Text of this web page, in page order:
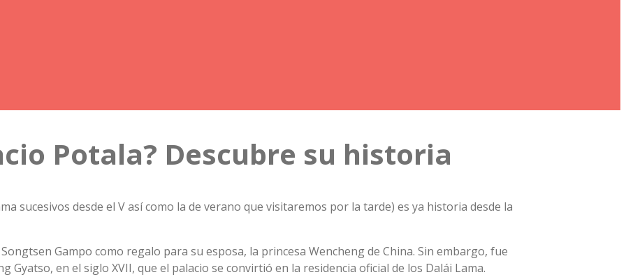
Potala? Descubre su historia
sucesivos desde el V así como la de verano que visitaremos por la tarde) es ya historia desde la
Gampo como regalo para su esposa, la princesa Wencheng de China. Sin embargo, fue
en el siglo XVII, que el palacio se convirtió en la residencia oficial de los Dalái Lama.